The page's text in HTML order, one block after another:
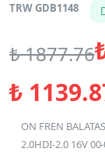
TRW GDB1148
₺1877.76
₺
ON FREN
2.0HDI-2.0 16V